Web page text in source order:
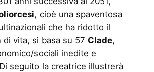
, cioè una spaventosa
che ha ridotto il
di vita, si basa su 57 Clade,
sociali inedite e
seguito la creatrice illustrerà